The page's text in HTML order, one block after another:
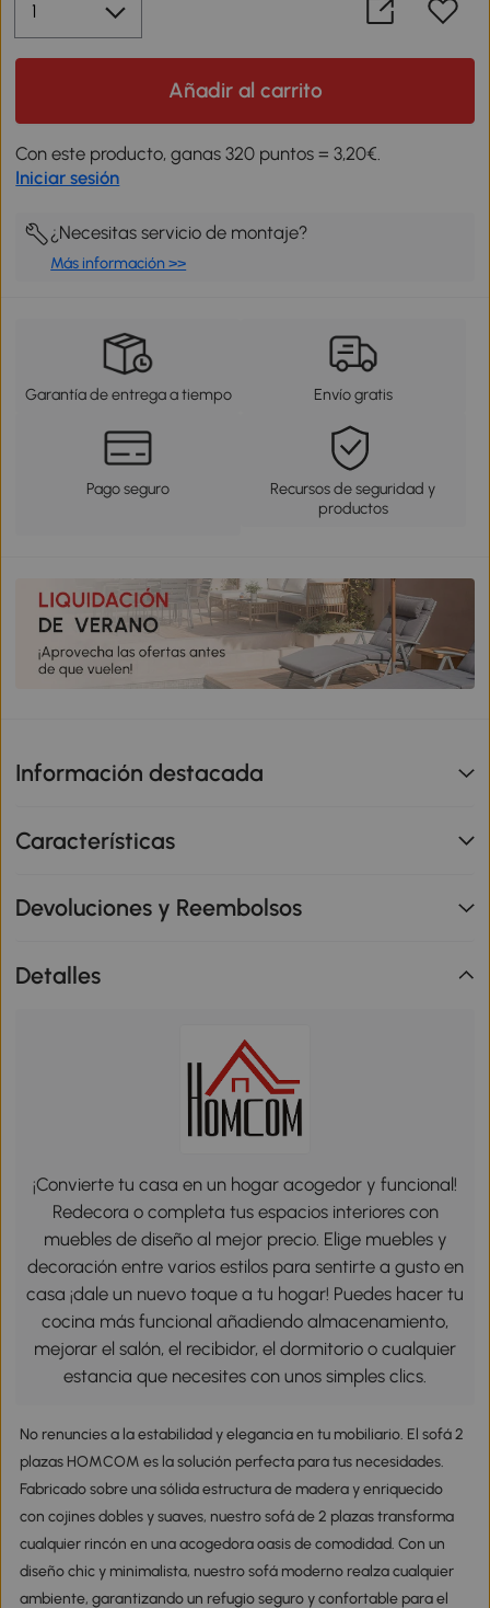
Añadir al carrito
Con este producto, ganas 320 puntos = 3,20€.
Iniciar sesión
¿Necesitas servicio de montaje?
Más información >>
Garantía de entrega a tiempo Envío gratis
Pago seguro
Recursos de seguridad y
productos
Información destacada
Características
Devoluciones y Reembolsos
Detalles
¡Convierte tu casa en un hogar acogedor y funcional!
Redecora o completa tus espacios interiores con
muebles de diseño al mejor precio. Elige muebles y
decoración entre varios estilos para sentirte a gusto en
casa ¡dale un nuevo toque a tu hogar! Puedes hacer tu
cocina más funcional añadiendo almacenamiento,
mejorar el salón, el recibidor, el dormitorio o cualquier
estancia que necesites con unos simples clics.
No renuncies a la estabilidad y elegancia en tu mobiliario. El sofá 2
plazas HOMCOM es la solución perfecta para tus necesidades.
Fabricado sobre una sólida estructura de madera y enriquecido
con cojines dobles y suaves, nuestro sofá de 2 plazas transforma
cualquier rincón en una acogedora oasis de comodidad. Con un
diseño chic y minimalista, nuestro sofá moderno realza cualquier
ambiente, garantizando un refugio seguro y confortable para el